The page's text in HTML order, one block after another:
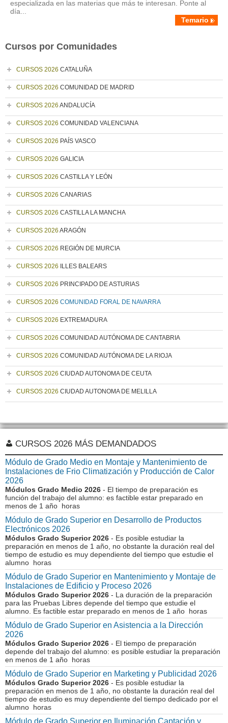
especializada en las materias que más te interesan. Ponte al
día...
Temario
Cursos por Comunidades
CURSOS 2026 CATALUÑA
CURSOS 2026 COMUNIDAD DE MADRID
CURSOS 2026 ANDALUCÍA
CURSOS 2026 COMUNIDAD VALENCIANA
CURSOS 2026 PAÍS VASCO
CURSOS 2026 GALICIA
CURSOS 2026 CASTILLA Y LEÓN
CURSOS 2026 CANARIAS
CURSOS 2026 CASTILLA LA MANCHA
CURSOS 2026 ARAGÓN
CURSOS 2026 REGIÓN DE MURCIA
CURSOS 2026 ILLES BALEARS
CURSOS 2026 PRINCIPADO DE ASTURIAS
CURSOS 2026 COMUNIDAD FORAL DE NAVARRA
CURSOS 2026 EXTREMADURA
CURSOS 2026 COMUNIDAD AUTÓNOMA DE CANTABRIA
CURSOS 2026 COMUNIDAD AUTÓNOMA DE LA RIOJA
CURSOS 2026 CIUDAD AUTONOMA DE CEUTA
CURSOS 2026 CIUDAD AUTONOMA DE MELILLA
CURSOS 2026 MÁS DEMANDADOS
Módulo de Grado Medio en Montaje y Mantenimiento de
Instalaciones de Frio Climatización y Producción de Calor
2026
Módulos Grado Medio 2026 - El tiempo de preparación es
función del trabajo del alumno: es factible estar preparado en
menos de 1 año horas
Módulo de Grado Superior en Desarrollo de Productos
Electrónicos 2026
Módulos Grado Superior 2026 - Es posible estudiar la
preparación en menos de 1 año, no obstante la duración real del
tiempo de estudio es muy dependiente del tiempo que estudie el
alumno horas
Módulo de Grado Superior en Mantenimiento y Montaje de
Instalaciones de Edificio y Proceso 2026
Módulos Grado Superior 2026 - La duración de la preparación
para las Pruebas Libres depende del tiempo que estudie el
alumno. Es factible estar preparado en menos de 1 año horas
Módulo de Grado Superior en Asistencia a la Dirección
2026
Módulos Grado Superior 2026 - El tiempo de preparación
depende del trabajo del alumno: es posible estudiar la preparación
en menos de 1 año horas
Módulo de Grado Superior en Marketing y Publicidad 2026
Módulos Grado Superior 2026 - Es posible estudiar la
preparación en menos de 1 año, no obstante la duración real del
tiempo de estudio es muy dependiente del tiempo dedicado por el
alumno horas
Módulo de Grado Superior en Iluminación Captación y